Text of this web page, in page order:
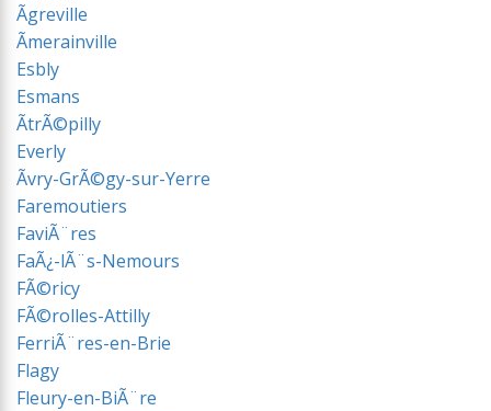
Ãgreville
Ãmerainville
Esbly
Esmans
ÃtrÃ©pilly
Everly
Ãvry-GrÃ©gy-sur-Yerre
Faremoutiers
FaviÃ¨res
FaÃ¿-lÃ¨s-Nemours
FÃ©ricy
FÃ©rolles-Attilly
FerriÃ¨res-en-Brie
Flagy
Fleury-en-BiÃ¨re